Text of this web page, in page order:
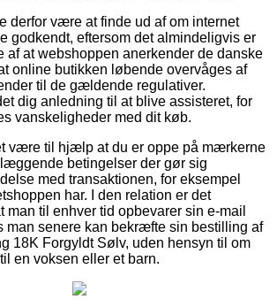
derfor være at finde ud af om internet
godkendt, eftersom det almindeligvis er
af at webshoppen anerkender de danske
online butikken løbende overvåges af
til de gældende regulativer.
dig anledning til at blive assisteret, for
vanskeligheder med dit køb.
være til hjælp at du er oppe på mærkerne
betingelser der gør sig
med transaktionen, for eksempel
har. I den relation er det
man til enhver tid opbevarer sin e-mail
man senere kan bekræfte sin bestilling af
18K Forgyldt Sølv, uden hensyn til om
en voksen eller et barn.